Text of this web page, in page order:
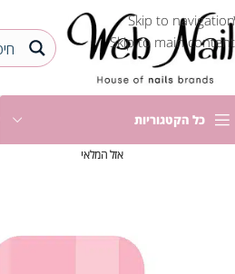
Skip to navigation
Skip to main content
כל הקטגוריות
אזל המלאי